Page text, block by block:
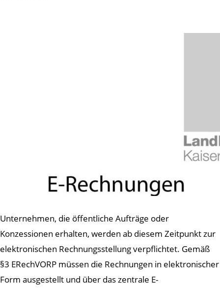
Unternehmen, die öffentliche Aufträge oder
Konzessionen erhalten, werden ab diesem Zeitpunkt zur
elektronischen Rechnungsstellung verpflichtet. Gemäß
§3 ERechVORP müssen die Rechnungen in elektronischer
Form ausgestellt und über das zentrale E-